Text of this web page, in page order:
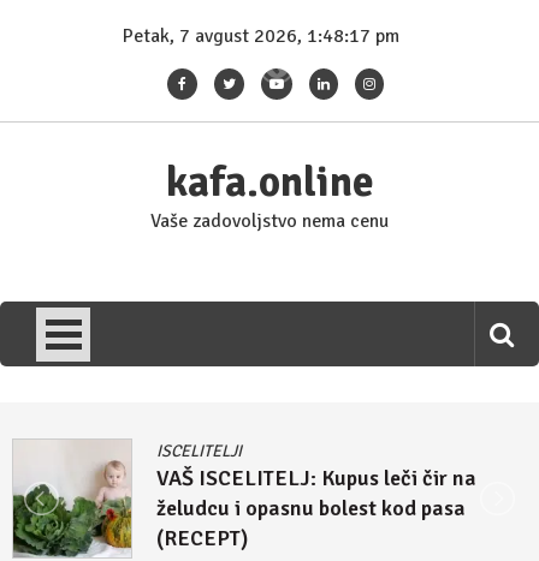
Petak, 7 avgust 2026, 1:48:17 pm
kafa.online
Vaše zadovoljstvo nema cenu
ISCELITELJI
VAŠ ISCELITELJ: Kupus leči čir na
želudcu i opasnu bolest kod pasa
(RECEPT)